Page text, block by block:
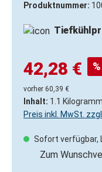
Produktnummer:
42,28 € %
vorher 60,39 €
Inhalt: 1.1 Kilogramm
Preis inkl. MwSt.
Sofort verfügbar,
Zum